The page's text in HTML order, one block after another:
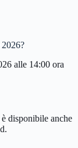
alle 14:00 ora
disponibile anche